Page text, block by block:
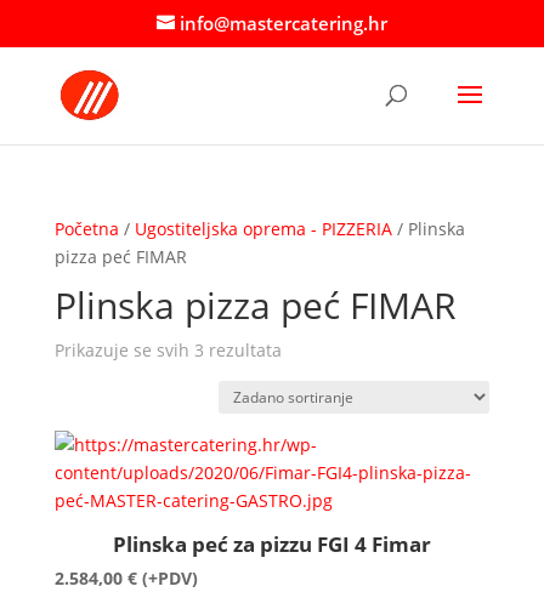
info@mastercatering.hr
Početna / Ugostiteljska oprema - PIZZERIA/ Plinska
pizza peć FIMAR
Plinska pizza peć FIMAR
Prikazuje se svih 3 rezultata
Plinska peć za pizzu FGI 4 Fimar
2.584,00 € (+PDV)